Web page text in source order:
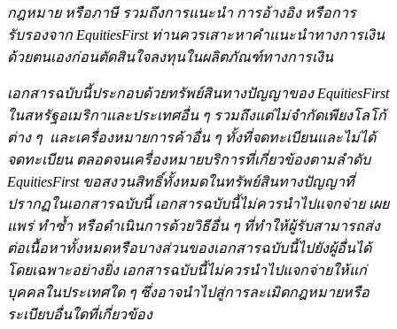
กฎหมาย หรือภาษี รวมถึงการแนะนำ การอ้างอิง หรือการ
รับรองจาก EquitiesFirst ท่านควรเสาะหาคำแนะนำทางการเงิน
ด้วยตนเองก่อนตัดสินใจลงทุนในผลิตภัณฑ์ทางการเงิน
เอกสารฉบับนี้ประกอบด้วยทรัพย์สินทางปัญญาของ EquitiesFirst
ในสหรัฐอเมริกาและประเทศอื่น ๆ รวมถึงแต่ไม่จำกัดเพียงโลโก้
ต่าง ๆ และเครื่องหมายการค้าอื่น ๆ ทั้งที่จดทะเบียนและไม่ได้
จดทะเบียน ตลอดจนเครื่องหมายบริการที่เกี่ยวข้องตามลำดับ
EquitiesFirst ขอสงวนสิทธิ์ทั้งหมดในทรัพย์สินทางปัญญาที่
ปรากฏในเอกสารฉบับนี้ เอกสารฉบับนี้ไม่ควรนำไปแจกจ่าย เผย
แพร่ ทำซ้ำ หรือดำเนินการด้วยวิธีอื่น ๆ ที่ทำให้ผู้รับสามารถส่ง
ต่อเนื้อหาทั้งหมดหรือบางส่วนของเอกสารฉบับนี้ไปยังผู้อื่นได้
โดยเฉพาะอย่างยิ่ง เอกสารฉบับนี้ไม่ควรนำไปแจกจ่ายให้แก่
บุคคลในประเทศใด ๆ ซึ่งอาจนำไปสู่การละเมิดกฎหมายหรือ
ระเบียบอื่นใดที่เกี่ยวข้อง